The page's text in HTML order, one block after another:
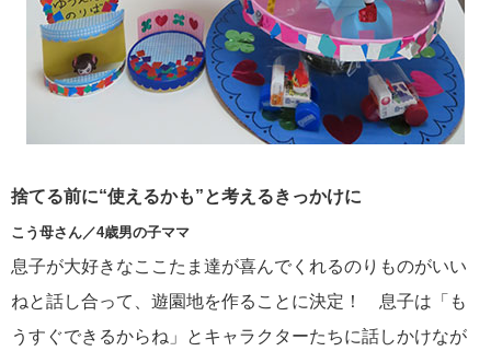
捨てる前に“使えるかも”と考えるきっかけに
こう母さん／4歳男の子ママ
息子が大好きなここたま達が喜んでくれるのりものがいい
ねと話し合って、遊園地を作ることに決定！ 息子は「も
うすぐできるからね」とキャラクターたちに話しかけなが